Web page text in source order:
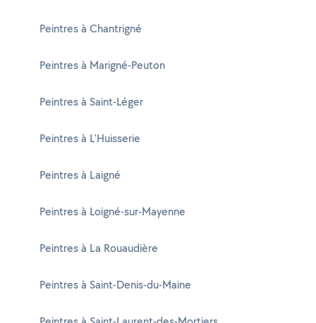
Peintres à Chantrigné
Peintres à Marigné-Peuton
Peintres à Saint-Léger
Peintres à L'Huisserie
Peintres à Laigné
Peintres à Loigné-sur-Mayenne
Peintres à La Rouaudière
Peintres à Saint-Denis-du-Maine